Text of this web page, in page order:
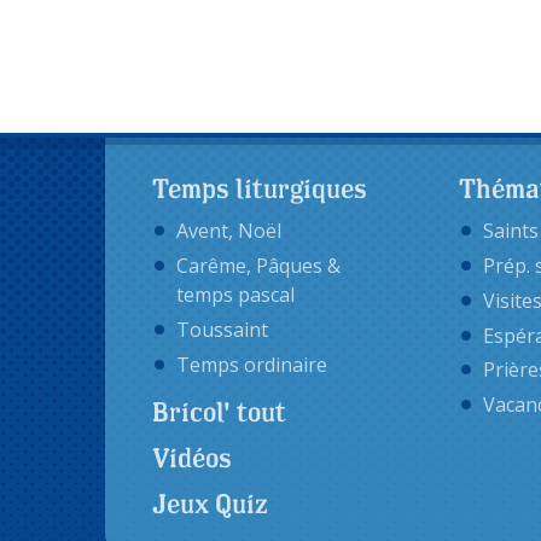
Temps liturgiques
Avent, Noël
Carême, Pâques &
temps pascal
Toussaint
Temps ordinaire
Bricol' tout
Vidéos
Jeux Quiz
Prép.